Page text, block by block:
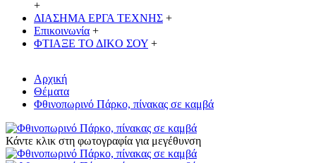
+
ΔΙΑΣΗΜΑ ΕΡΓΑ ΤΕΧΝΗΣ +
Επικοινωνία +
ΦΤΙΑΞΕ ΤΟ ΔΙΚO ΣΟΥ +
Αρχική
Θέματα
Φθινοπωρινό Πάρκο, πίνακας σε καμβά
Κάντε κλικ στη φωτογραφία για μεγέθυνση